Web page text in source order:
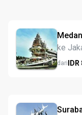
Medan
ke
dariIDR